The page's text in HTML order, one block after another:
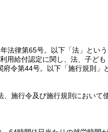
法律第65号。以下「法」とい
用給付認定に関し、法、子ど
府令第44号。以下「施行規則」
施行令及び施行規則において